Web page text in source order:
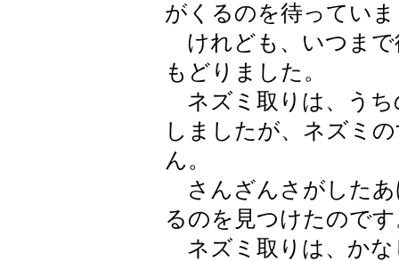
がくるのを待ってい
けれども、いつまで
もどりました。
ネズミ取りは、うち
しましたが、ネズミ
ん。
さんざんさがしたあ
るのを見つけたので
ネズミ取りは、かな